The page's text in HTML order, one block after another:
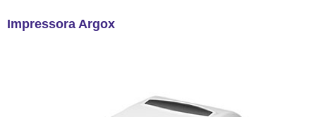
Impressora Argox